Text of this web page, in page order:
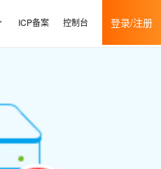
ICP备案 控制台 登录/注册